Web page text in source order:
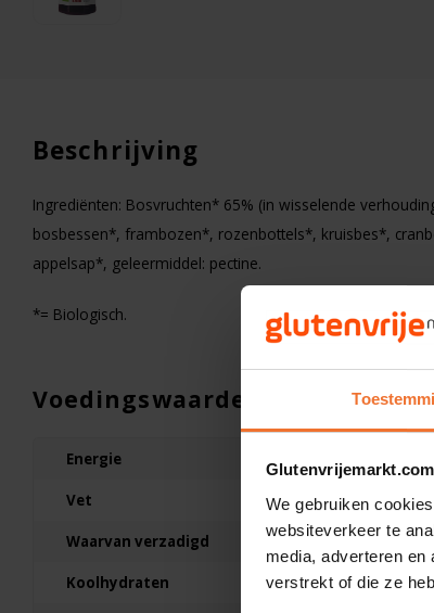
We gebruiken
websiteverkeer te
media, adverteren
verstrekt of die ze
Beschrijving
Ingrediënten: Bosvruchten* 65% (in wisselende
bosbessen*, frambozen*, rozenbottels*, kruisbes*,
appelsap*, geleermiddel: pectine.
*= Biologisch.
Voedingswaarden
Energie
Vet
Waarvan verzadigd
Koolhydraten
Op voorraad
Fiordifrutta
Frambozen
Biologisch -
250 gram
€3,99